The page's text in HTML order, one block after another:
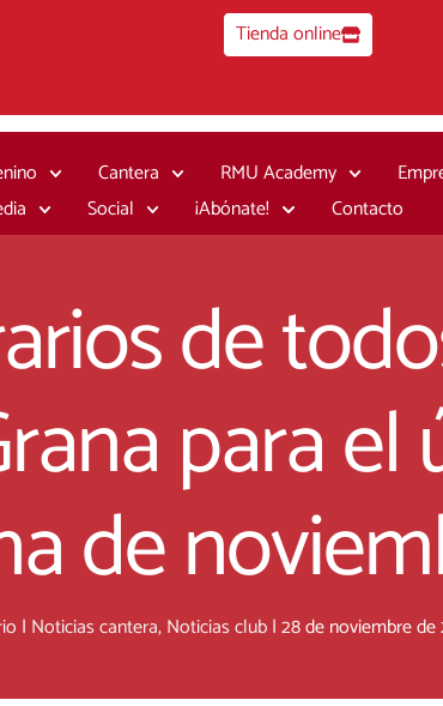
Tienda online
Cantera RMU Academy
Social ¡Abónate! Contacto
de
para
de
| Noticias cantera,Noticias club|28 de noviembre de